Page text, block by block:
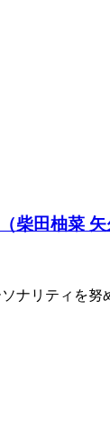
柴田柚菜
ナリティを